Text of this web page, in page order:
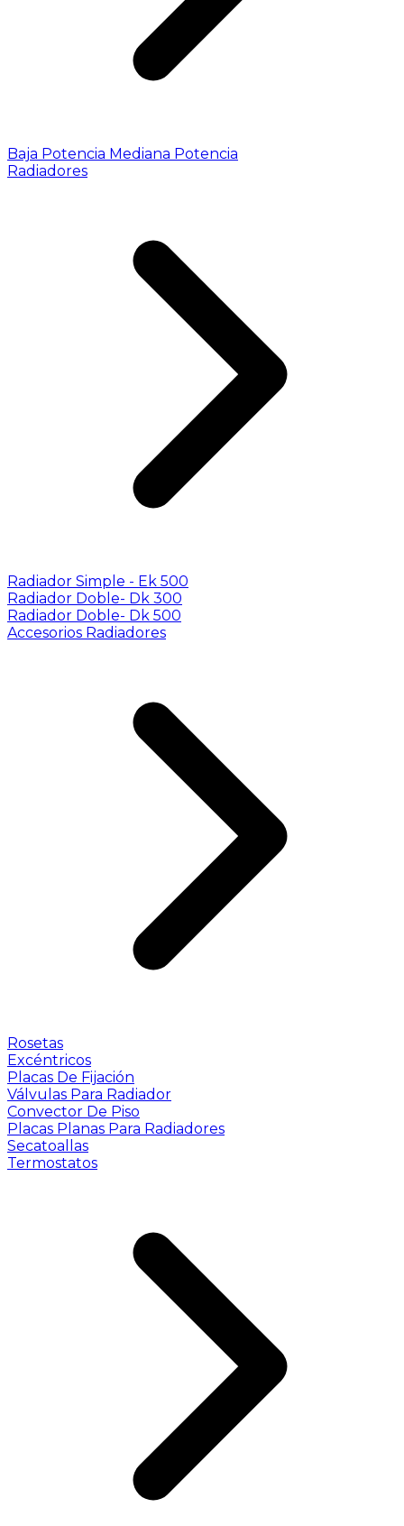
Baja Potencia Mediana Potencia
Radiadores
Radiador Simple - Ek 500
Radiador Doble- Dk 300
Radiador Doble- Dk 500
Accesorios Radiadores
Rosetas
Excéntricos
Placas De Fijación
Válvulas Para Radiador
Convector De Piso
Placas Planas Para Radiadores
Secatoallas
Termostatos